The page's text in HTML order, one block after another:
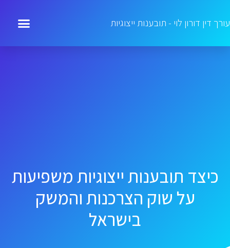
עורך דין דורון לוי - תובענות ייצוגיות
כיצד תובענות ייצוגיות משפיעות
על שוק הצרכנות והמשק
בישראל